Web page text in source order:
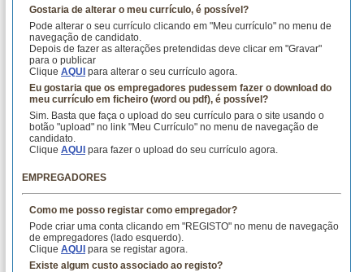
Gostaria de alterar o meu currículo, é possível?
Pode alterar o seu currículo clicando em "Meu currículo" no menu de
navegação de candidato.
Depois de fazer as alterações pretendidas deve clicar em "Gravar"
para o publicar
Clique AQUI para alterar o seu currículo agora.
Eu gostaria que os empregadores pudessem fazer o download do
meu currículo em ficheiro (word ou pdf), é possível?
Sim. Basta que faça o upload do seu currículo para o site usando o
botão "upload" no link "Meu Currículo" no menu de navegação de
candidato.
Clique AQUI para fazer o upload do seu currículo agora.
EMPREGADORES
Como me posso registar como empregador?
Pode criar uma conta clicando em "REGISTO" no menu de navegação
de empregadores (lado esquerdo).
Clique AQUI para se registar agora.
Existe algum custo associado ao registo?